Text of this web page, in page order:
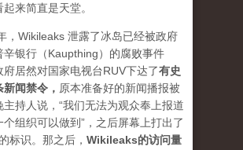
来简直是天堂。
，Wikileaks 泄露了冰岛已经被政府
辛银行（Kaupthing）的腐败事件
府居然对国家电视台RUV下达了有史
新闻禁令 ， 原本准备好的新闻播报被
主持人说，“我们无法为观众奉上报道
个组织可以做到”，之后屏幕上打出了
标识。那之后， Wikileaks的访问量